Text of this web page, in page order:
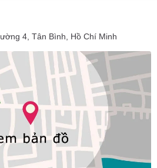
4, Tân Bình, Hồ Chí Minh